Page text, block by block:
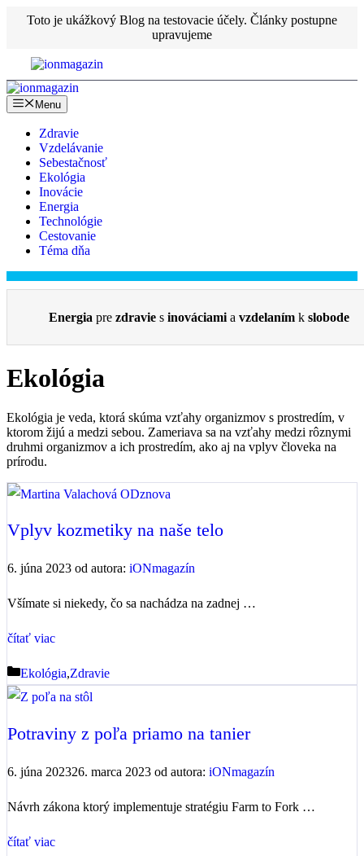
Preskočiť
Toto je ukážkový Blog na testovacie účely. Články postupne
upravujeme
Menu
Zdravie
Vzdelávanie
Sebestačnosť
Ekológia
Inovácie
Energia
Technológie
Cestovanie
Téma dňa
Energia pre zdravie s inováciami a vzdelaním k slobode
Ekológia
Ekológia je veda, ktorá skúma vzťahy organizmov s prostredím, v
ktorom žijú a medzi sebou. Zameriava sa na vzťahy medzi rôznymi
druhmi organizmov a ich prostredím, ako aj na vplyv človeka na
prírodu.
Vplyv kozmetiky na naše telo
6. júna 2023 od autora: iONmagazín
Všímate si niekedy, čo sa nachádza na zadnej …
čítať viac
Kategórie
Ekológia,Zdravie
Potraviny z poľa priamo na tanier
6. júna 202326. marca 2023 od autora: iONmagazín
Návrh zákona ktorý implementuje stratégiu Farm to Fork …
čítať viac